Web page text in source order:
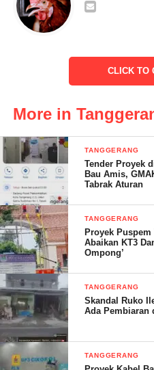
anggaran publik ini diduga telah
pihak tertentu, mengakibatkan
“Keterlambatan dua tahun
bisa ditoleransi. Ini indikasi jelas
hanya soal manajemen, tapi
(Korupsi, Kolusi, dan
CLICK TO
More in
TANGGERANG
Tender Proyek
Bau Amis,
Tabrak Aturan
TANGGERANG
Proyek
Abaikan KT3
Ompong’
TANGGERANG
Skandal Ruko
Ada Pembiaran
TANGGERANG